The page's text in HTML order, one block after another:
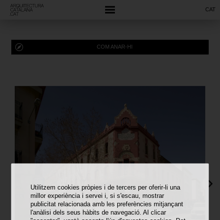
Utilitzem cookies pròpies i de tercers per oferir-li una
millor experiència i servei i, si s'escau, mostrar
publicitat relacionada amb les preferències mitjançant
l'anàlisi dels seus hàbits de navegació. Al clicar
CAT
COM ANAR-HI